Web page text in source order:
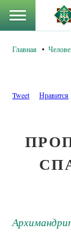
Главная
Tweet Нравится